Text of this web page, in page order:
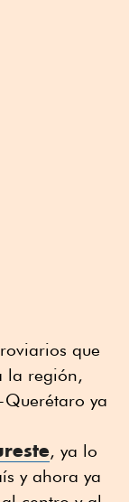
que
la región,
ya
, ya lo
y ahora ya